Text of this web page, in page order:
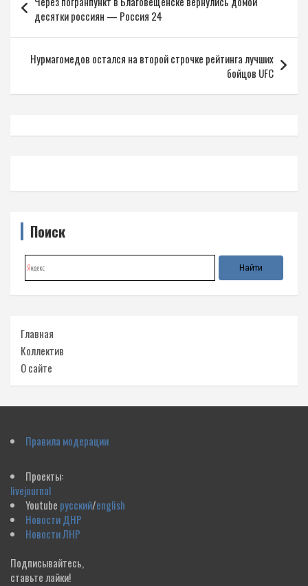
по
записям
десятки россиян — Россия 24
Нурмагомедов остался на второй строчке рейтинга лучших
бойцов UFC
Поиск
Главная
Коллектив
О сайте
Правила модерации
Проекты:
livejournal
Youtube русский/english
Новости ДНР
Новости ЛНР
Подписывайтесь,
ставьте лайки!